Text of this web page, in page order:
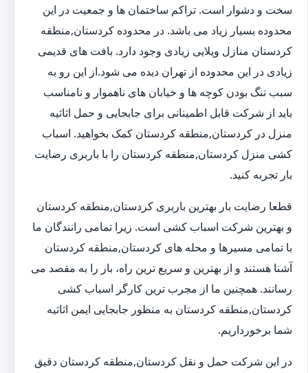
سخت و دشوار است. تراکم ساختمان ها و جمعیت در این
محدوده بسیار زیاد می باشد. در محدوده کردستان,منطقه
کردستان منازل ویلایی زیادی وجود دارد. بافت های قدیمی
زیادی در این محدوده از تهران دیده می شود.از این رو به
سبب تنگ بودن کوچه ها و خیابان های ناهموار و نامناسب
باید از شرکت قابل اطمینانی برای جابجایی و حمل اثاثیه
منزل در کردستان,منطقه کردستان کمک بخواهید. اسباب
کشی منزل کردستان,منطقه کردستان را با باربری رضایت
بار تجربه کنید.
قطعا رضایت بار بهترین باربری کردستان,منطقه کردستان
و بهترین شرکت اسباب کشی است. زیرا تمامی رانندگان ما
با تمامی مسیرها و محله های کردستان,منطقه کردستان
آشنا هستند و از بهترین و سریع ترین راه، بار را به مقصد می
رسانند. همچنین ما از مجرب ترین کارگر اسباب کشی
کردستان,منطقه کردستان به منظور جابجایی ایمن اثاثیه
شما برخورداریم.
در این شرکت حمل و نقل کردستان,منطقه کردستان دقیق